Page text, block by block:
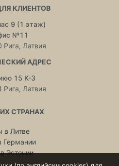
КЛИЕНТОВ
9 (1 этаж)
№11
Рига, Латвия
АДРЕС
15 K-3
Рига, Латвия
СТРАНАХ
в Литве
Германии
Эстонии